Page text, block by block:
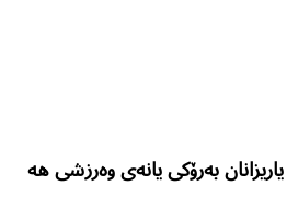
بەرۆکی یانەی وەرزشی هە